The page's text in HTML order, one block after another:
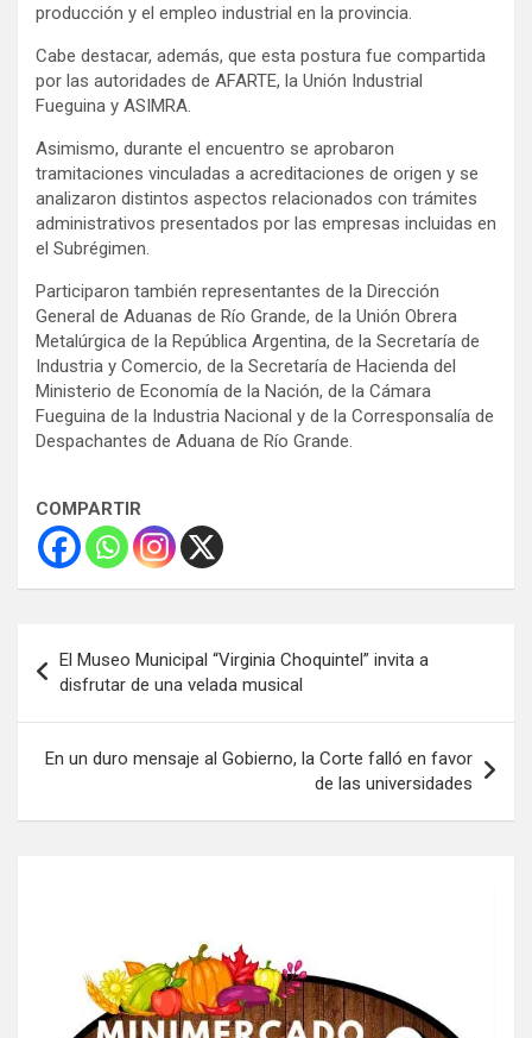
producción y el empleo industrial en la provincia.
Cabe destacar, además, que esta postura fue compartida
por las autoridades de AFARTE, la Unión Industrial
Fueguina y ASIMRA.
Asimismo, durante el encuentro se aprobaron
tramitaciones vinculadas a acreditaciones de origen y se
analizaron distintos aspectos relacionados con trámites
administrativos presentados por las empresas incluidas en
el Subrégimen.
Participaron también representantes de la Dirección
General de Aduanas de Río Grande, de la Unión Obrera
Metalúrgica de la República Argentina, de la Secretaría de
Industria y Comercio, de la Secretaría de Hacienda del
Ministerio de Economía de la Nación, de la Cámara
Fueguina de la Industria Nacional y de la Corresponsalía de
Despachantes de Aduana de Río Grande.
COMPARTIR
de
entradas
El Museo Municipal “Virginia Choquintel” invita a
disfrutar de una velada musical
En un duro mensaje al Gobierno, la Corte falló en favor
de las universidades